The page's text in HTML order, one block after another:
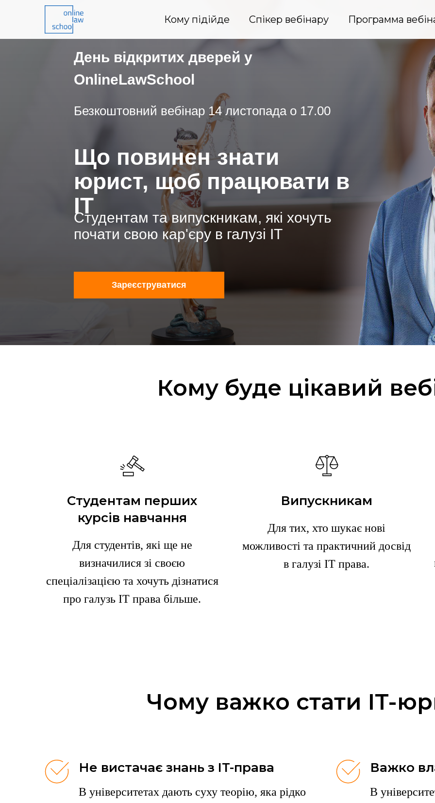
Кому підійде Спікер вебінару Программа
Студентам та випускникам, які хочуть
почати свою кар'єру в галузі ІТ
Зареєструватися
Безкоштовний вебінар 14 листопада о 17.00
Що повинен знати
юрист, щоб працювати в
IT
День відкритих дверей у
OnlineLawSchool
Кому буде цікавий
Студентам перших
курсів навчання
Для студентів, які ще не
визначилися зі своєю
спеціалізацією та хочуть дізнатися
про галузь ІТ права більше.
Випускникам
Для тих, хто шукає нові
можливості та практичний досвід
в галузі ІТ права.
Чому важко стати IT-
Не вистачає знань з IT-права
В університетах дають суху теорію, яка рідко
Важко
В